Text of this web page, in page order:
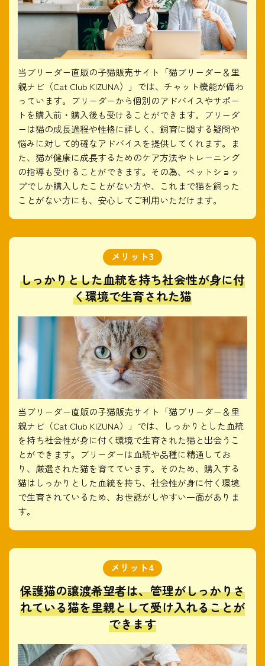
当ブリーダー直販の子猫販売サイト「猫ブリーダー＆里
親ナビ（Cat Club KIZUNA）」では、チャット機能が備わ
っています。ブリーダーから個別のアドバイスやサポー
トを購入前・購入後も受けることができます。ブリーダ
ーは猫の成長過程や性格に詳しく、飼育に関する疑問や
悩みに対して的確なアドバイスを提供してくれます。ま
た、猫が健康に成長するためのケア方法やトレーニング
の指導も受けることができます。その為、ペットショッ
プでしか購入したことがない方や、これまで猫を飼った
ことがない方にも、安心してご利用いただけます。
しっかりとした血統を持ち社会性が身に付
く環境で生育された猫
当ブリーダー直販の子猫販売サイト「猫ブリーダー＆里
親ナビ（Cat Club KIZUNA）」では、しっかりとした血統
を持ち社会性が身に付く環境で生育された猫と出会うこ
とができます。ブリーダーは血統や品種に精通してお
り、厳選された猫を育てています。そのため、購入する
猫はしっかりとした血統を持ち、社会性が身に付く環境
で生育されているため、お世話がしやすい一面がありま
す。
保護猫の譲渡希望者は、管理がしっかりさ
れている猫を里親として受け入れることが
できます